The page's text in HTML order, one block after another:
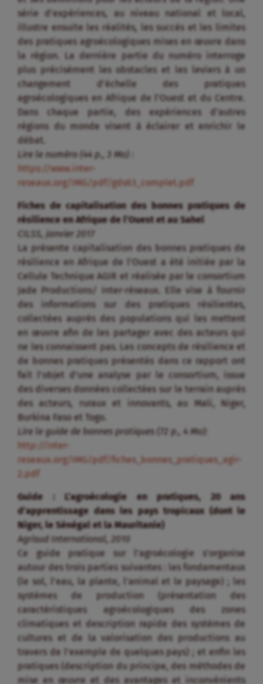
série d’expériences, au niveau national et local,
illustre ensuite les réalités, les succès et les limites
des pratiques agroécologiques mises en œuvre dans
la région. La dernière partie du numéro interroge
plus précisément les obstacles et les leviers à un
changement d’échelle des pratiques
agroécologiques en Afrique de l’Ouest et du Centre.
Dans chaque partie, des expériences d’autres
régions du monde visent à éclairer et enrichir le
débat.
Lire le numéro (44 p., 3 Mo) :
https://www.inter-
reseaux.org/IMG/pdf/gds63_complet.pdf
Fiches de capitalisation des bonnes pratiques de
résilience en Afrique de l’Ouest et au Sahel
CILSS, janvier 2017
La présente capitalisation des bonnes pratiques de
résilience en Afrique de l’Ouest a été initiée par la
Cellule Technique AGIR et réalisée par le consortium
Jade Productions/ Inter-réseaux. Elle vise à fournir
des informations sur des pratiques résilientes,
collectées auprès des populations qui les mettent
en œuvre afin de les partager avec des acteurs qui
ne les connaissent pas. Les concepts de résilience et
de bonnes pratiques présentés dans ce rapport ont
fait l’objet d’une analyse par le consortium, issue
des diverses données collectées sur le terrain auprès
des acteurs, ruraux et innovants, au Mali, Niger,
Burkina Faso et Togo.
Lire le guide de bonnes pratiques (72 p., 4 Mo):
http://inter-
reseaux.org/IMG/pdf/fiches_bonnes_pratiques_agir-
2.pdf
Guide : L’agroécologie en pratiques, 20 ans
d’apprentissage dans les pays tropicaux (dont le
Niger, le Sénégal et la Mauritanie)
Agrisud International, 2010
Ce guide pratique sur l’agroécologie s’organise
autour des trois parties suivantes : les fondamentaux
(le sol, l’eau, la plante, l’animal et le paysage) ; les
systèmes de production (présentation des
caractéristiques agroécologiques des zones
climatiques et description rapide des systèmes de
cultures et de la valorisation des productions au
travers de l’exemple de quelques pays) ; et enfin les
pratiques (description du principe, des méthodes de
mise en œuvre et des avantages et inconvénients